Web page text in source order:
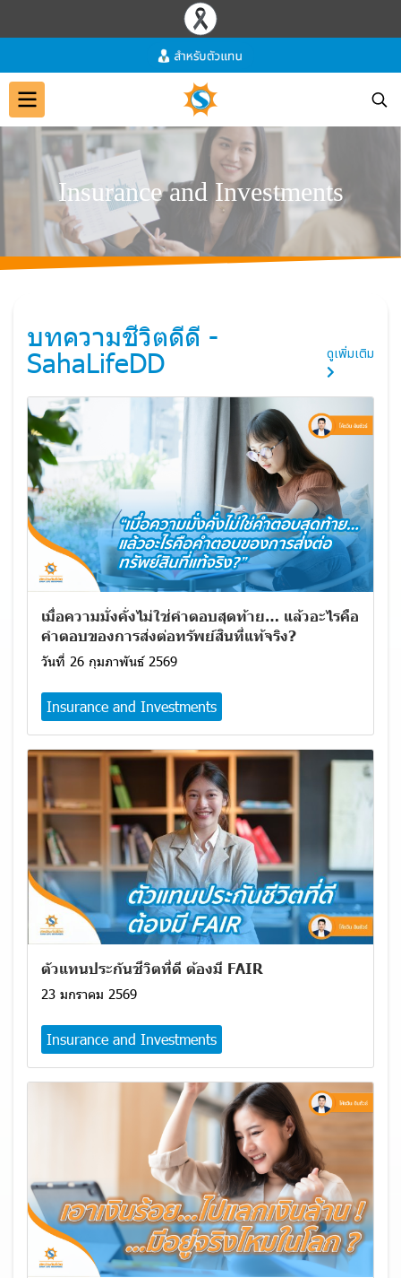
Insuranceand Investments
บทความชีวิตดีดี -
SahaLifeDD ดูเพิ่มเติม
เมื่อความมั่งคั่งไม่ใช่คำตอบสุดท้าย… แล้วอะไรคือ
คำตอบของการส่งต่อทรัพย์สินที่แท้จริง?
วันที่ 26 กุมภาพันธ์ 2569
Insurance and Investments
ตัวแทนประกันชีวิตที่ดี ต้องมี FAIR
23 มกราคม 2569
Insurance and Investments